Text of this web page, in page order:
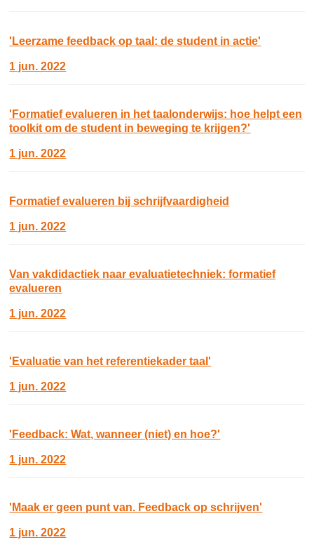
'Leerzame feedback op taal: de student in actie'
1 jun. 2022
'Formatief evalueren in het taalonderwijs: hoe helpt een
toolkit om de student in beweging te krijgen?'
1 jun. 2022
Formatief evalueren bij schrijfvaardigheid
1 jun. 2022
Van vakdidactiek naar evaluatietechniek: formatief
evalueren
1 jun. 2022
'Evaluatie van het referentiekader taal'
1 jun. 2022
'Feedback: Wat, wanneer (niet) en hoe?'
1 jun. 2022
'Maak er geen punt van. Feedback op schrijven'
1 jun. 2022